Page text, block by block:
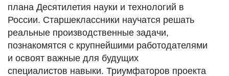
плана Десятилетия науки и технологий в
России. Старшеклассники научатся решать
реальные производственные задачи,
познакомятся с крупнейшими работодателями
и освоят важные для будущих
специалистов навыки. Триумфаторов проекта